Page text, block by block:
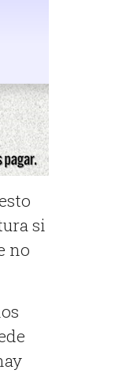
si
no